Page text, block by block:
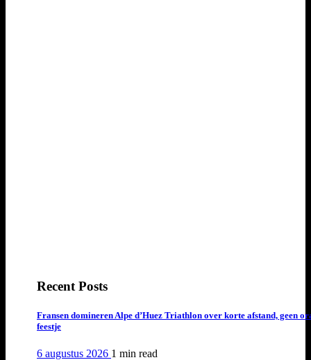
Recent Posts
Fransen domineren Alpe d’Huez Triathlon over korte afstand, geen
feestje
6 augustus 2026 1 min read